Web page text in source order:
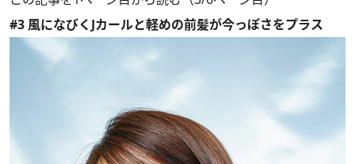
#3 風になびくJカールと軽めの前髪が今っぽさをプラス